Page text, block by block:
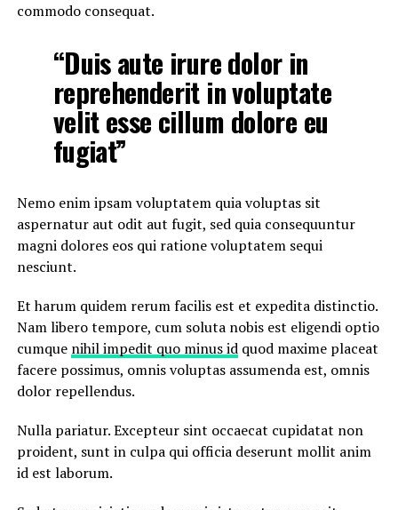
commodo consequat.
“Duis aute irure dolor in
reprehenderit in voluptate
velit esse cillum dolore eu
fugiat”
Nemo enim ipsam voluptatem quia voluptas sit
aspernatur aut odit aut fugit, sed quia consequuntur
magni dolores eos qui ratione voluptatem sequi
nesciunt.
Et harum quidem rerum facilis est et expedita distinctio.
Nam libero tempore, cum soluta nobis est eligendi optio
cumque nihil impedit quo minus idquod maxime placeat
facere possimus, omnis voluptas assumenda est, omnis
dolor repellendus.
Nulla pariatur. Excepteur sint occaecat cupidatat non
proident, sunt in culpa qui officia deserunt mollit anim
id est laborum.